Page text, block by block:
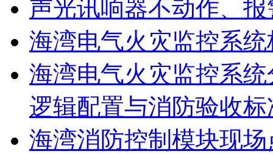
声光讯响器不动作、
海湾电气火灾监控系
海湾电气火灾监控系
逻辑配置与消防验收标
海湾消防控制模块现